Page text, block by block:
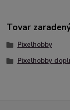
Tovar
Pixelhobby
Pixelhobby